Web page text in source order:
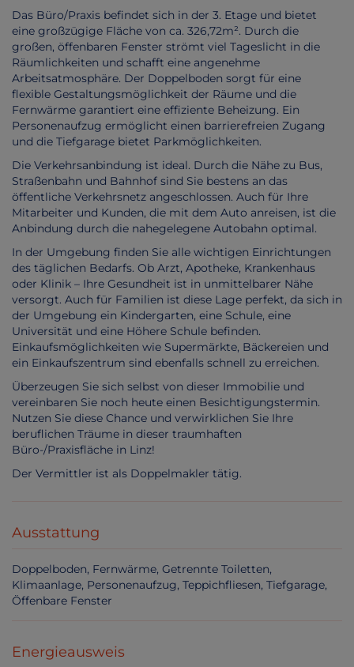
Das Büro/Praxis befindet sich in der 3. Etage und bietet
eine großzügige Fläche von ca. 326,72m². Durch die
großen, öffenbaren Fenster strömt viel Tageslicht in die
Räumlichkeiten und schafft eine angenehme
Arbeitsatmosphäre. Der Doppelboden sorgt für eine
flexible Gestaltungsmöglichkeit der Räume und die
Fernwärme garantiert eine effiziente Beheizung. Ein
Personenaufzug ermöglicht einen barrierefreien Zugang
und die Tiefgarage bietet Parkmöglichkeiten.
Die Verkehrsanbindung ist ideal. Durch die Nähe zu Bus,
Straßenbahn und Bahnhof sind Sie bestens an das
öffentliche Verkehrsnetz angeschlossen. Auch für Ihre
Mitarbeiter und Kunden, die mit dem Auto anreisen, ist die
Anbindung durch die nahegelegene Autobahn optimal.
In der Umgebung finden Sie alle wichtigen Einrichtungen
des täglichen Bedarfs. Ob Arzt, Apotheke, Krankenhaus
oder Klinik – Ihre Gesundheit ist in unmittelbarer Nähe
versorgt. Auch für Familien ist diese Lage perfekt, da sich in
der Umgebung ein Kindergarten, eine Schule, eine
Universität und eine Höhere Schule befinden.
Einkaufsmöglichkeiten wie Supermärkte, Bäckereien und
ein Einkaufszentrum sind ebenfalls schnell zu erreichen.
Überzeugen Sie sich selbst von dieser Immobilie und
vereinbaren Sie noch heute einen Besichtigungstermin.
Nutzen Sie diese Chance und verwirklichen Sie Ihre
beruflichen Träume in dieser traumhaften
Büro-/Praxisfläche in Linz!
Der Vermittler ist als Doppelmakler tätig.
Ausstattung
Doppelboden Fernwärme Getrennte Toiletten
Klimaanlage Personenaufzug Teppichfliesen Tiefgarage
Öffenbare Fenster
Energieausweis